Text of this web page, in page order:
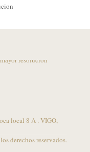
local 8 A . VIGO,
derechos reservados.